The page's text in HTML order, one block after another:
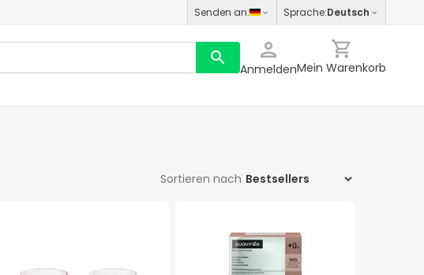
Senden an: Sprache:Deutsch
AnmeldenMein Warenkorb
Sortieren nach